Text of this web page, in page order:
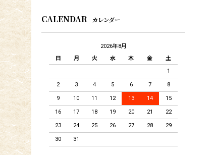
CALENDAR カレンダー
2026年8月
日
月 火 水 木 金
土
1
2 3 4 5 6 7 8
9 10 11 12 13 14 15
16 17 18 19 20 21 22
23 24 25 26 27 28 29
30 31